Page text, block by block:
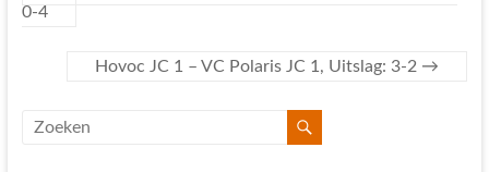
0-4
Hovoc JC 1 – VC Polaris JC 1, Uitslag: 3-2 →